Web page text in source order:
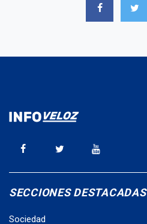
SECCIONES DESTACADAS
Sociedad